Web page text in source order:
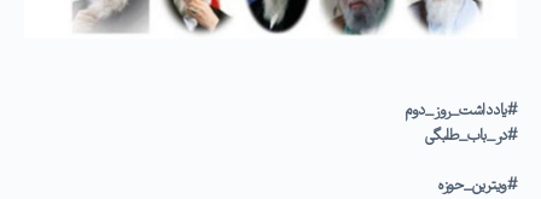
#یادداشت_روز_دوم
#در_باب_طلبگی
#ویترین_حوزه